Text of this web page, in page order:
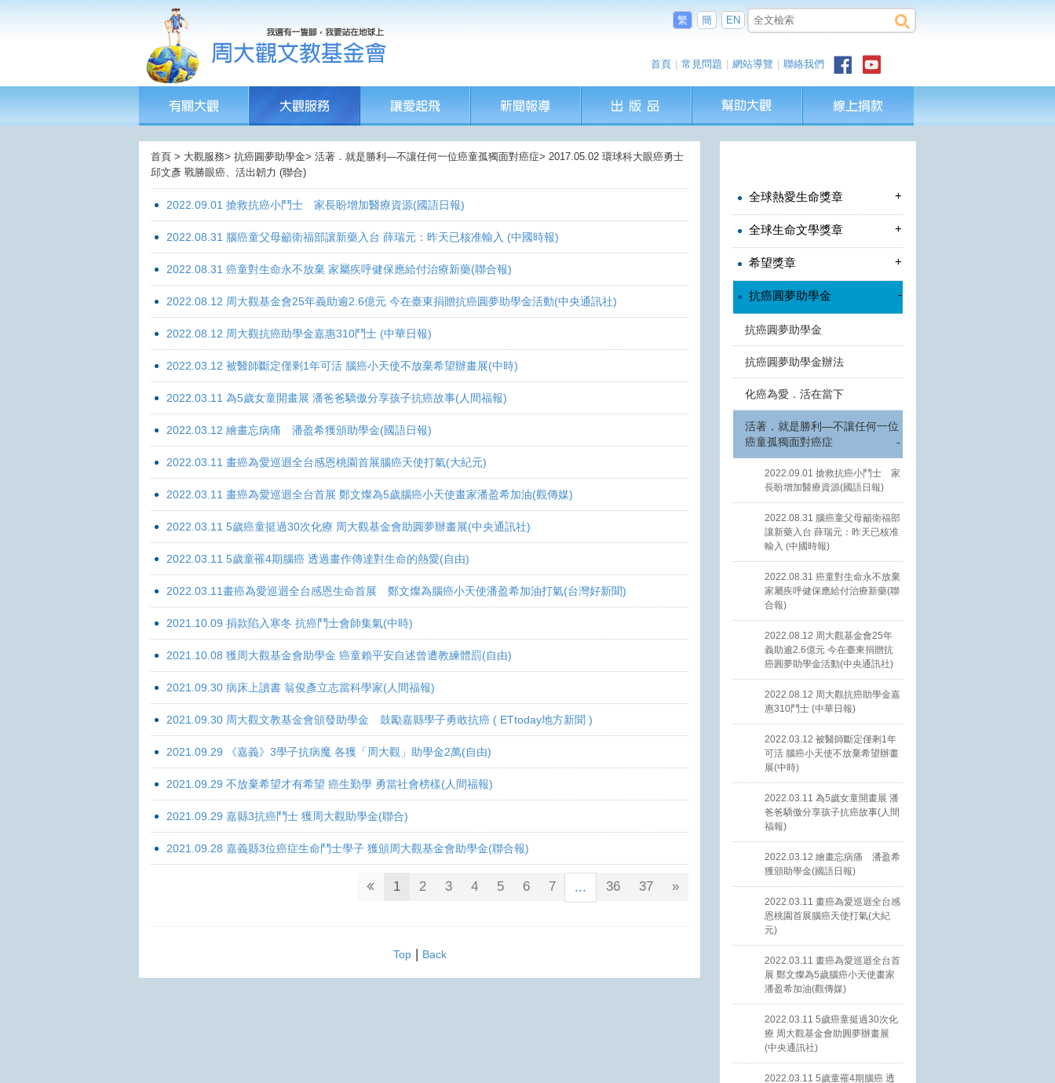
繁 簡 EN
首頁 常見問題 網站導覽 聯絡我們
首頁 > 大觀服務> 抗癌圓夢助學金> 活著．就是勝利—不讓任何一位癌童孤獨面對癌症> 2017.05.02 環球科大眼癌勇士
邱文彥 戰勝眼癌、活出韌力 (聯合)
2022.09.01 搶救抗癌小鬥士 家長盼增加醫療資源(國語日報)
2022.08.31 腦癌童父母籲衛福部讓新藥入台 薛瑞元：昨天已核准輸入 (中國時報)
2022.08.31 癌童對生命永不放棄 家屬疾呼健保應給付治療新藥(聯合報)
2022.08.12 周大觀基金會25年義助逾2.6億元 今在臺東捐贈抗癌圓夢助學金活動(中央通訊社)
2022.08.12 周大觀抗癌助學金嘉惠310鬥士 (中華日報)
2022.03.12 被醫師斷定僅剩1年可活 腦癌小天使不放棄希望辦畫展(中時)
2022.03.11 為5歲女童開畫展 潘爸爸驕傲分享孩子抗癌故事(人間福報)
2022.03.12 繪畫忘病痛 潘盈希獲頒助學金(國語日報)
2022.03.11 畫癌為愛巡迴全台感恩桃園首展腦癌天使打氣(大紀元)
2022.03.11 畫癌為愛巡迴全台首展 鄭文燦為5歲腦癌小天使畫家潘盈希加油(觀傳媒)
2022.03.11 5歲癌童挺過30次化療 周大觀基金會助圓夢辦畫展(中央通訊社)
2022.03.11 5歲童罹4期腦癌 透過畫作傳達對生命的熱愛(自由)
2022.03.11畫癌為愛巡迴全台感恩生命首展 鄭文燦為腦癌小天使潘盈希加油打氣(台灣好新聞)
2021.10.09 捐款陷入寒冬 抗癌鬥士會師集氣(中時)
2021.10.08 獲周大觀基金會助學金 癌童賴平安自述曾遭教練體罰(自由)
2021.09.30 病床上讀書 翁俊彥立志當科學家(人間福報)
2021.09.30 周大觀文教基金會頒發助學金 鼓勵嘉縣學子勇敢抗癌 ( ETtoday地方新聞 )
2021.09.29 《嘉義》3學子抗病魔 各獲「周大觀」助學金2萬(自由)
2021.09.29 不放棄希望才有希望 癌生勤學 勇當社會榜樣(人間福報)
2021.09.29 嘉縣3抗癌鬥士 獲周大觀助學金(聯合)
2021.09.28 嘉義縣3位癌症生命鬥士學子 獲頒周大觀基金會助學金(聯合報)
1 2 3 4 5 6 7 ... 36 37 »
Top| Back
全球熱愛生命獎章 +
全球生命文學獎章 +
希望獎章 +
抗癌圓夢助學金 -
抗癌圓夢助學金
抗癌圓夢助學金辦法
化癌為愛．活在當下
活著．就是勝利—不讓任何一位
癌童孤獨面對癌症
-
2022.09.01 搶救抗癌小鬥士 家
長盼增加醫療資源(國語日報)
2022.08.31 腦癌童父母籲衛福部
讓新藥入台 薛瑞元：昨天已核准
輸入 (中國時報)
2022.08.31 癌童對生命永不放棄
家屬疾呼健保應給付治療新藥(聯
合報)
2022.08.12 周大觀基金會25年
義助逾2.6億元 今在臺東捐贈抗
癌圓夢助學金活動(中央通訊社)
2022.08.12 周大觀抗癌助學金嘉
惠310鬥士 (中華日報)
2022.03.12 被醫師斷定僅剩1年
可活 腦癌小天使不放棄希望辦畫
展(中時)
2022.03.11 為5歲女童開畫展 潘
爸爸驕傲分享孩子抗癌故事(人間
福報)
2022.03.12 繪畫忘病痛 潘盈希
獲頒助學金(國語日報)
2022.03.11 畫癌為愛巡迴全台感
恩桃園首展腦癌天使打氣(大紀
元)
2022.03.11 畫癌為愛巡迴全台首
展 鄭文燦為5歲腦癌小天使畫家
潘盈希加油(觀傳媒)
2022.03.11 5歲癌童挺過30次化
療 周大觀基金會助圓夢辦畫展
(中央通訊社)
2022.03.11 5歲童罹4期腦癌 透